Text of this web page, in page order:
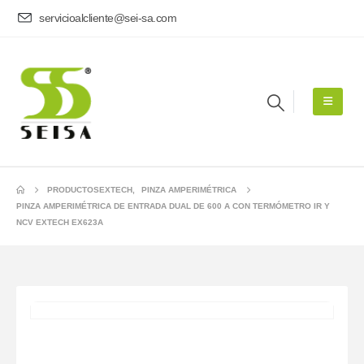
servicioalcliente@sei-sa.com
PRODUCTOSEXTECH,
PINZA AMPERIMÉTRICA
PINZA AMPERIMÉTRICA DE ENTRADA DUAL DE 600 A CON TERMÓMETRO IR Y
NCV EXTECH EX623A